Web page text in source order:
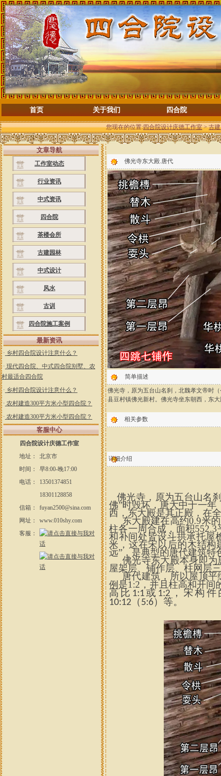
首页 关于我们 四合院
您现在的位置:四合院设计庆德工作室>古
文章导航
工作室动态
行业资讯
中式资讯
四合院
茶楼会所
古建园林
中式设计
风水
古训
四合院施工案例
最新资讯
· 乡村四合院设计注意什么？
· 现代四合院、中式四合院别墅、农
村最适合四合院
· 乡村四合院设计注意什么？
· 农村建造300平方米小型四合院？
· 农村建造300平方米小型四合院？
客服中心
四合院设计庆德工作室
地址：
北京市
时间：
早8:00-晚17:00
电话：
13501374851
18301128858
信箱：
fuyan2500@sina.com
网址：
www.010shy.com
客服：
佛光寺东大殿.唐代
简单描述
佛光寺，原为五台山名刹，北魏孝文帝时
县豆村镇佛光新村。佛光寺坐东朝西，东
相关参数
详细介绍
佛光寺，原为五台山名
佛”时毁坏，唐大中十一
西，东大殿是其正殿，在
东大殿建在高约0.9米
柱各一周合成，面积
和补间处皆设斗拱承托屋
米，这在宋以后的木结构
远”，是典型的唐代建筑特
佛光寺东大殿本身即
屋架层、铺作层、柱网层
唐代建筑，所以屋顶
例是1:2，并且柱高和开间
高比 1:1或 1:2 ，宋构
10:12 （ 5:6）等。